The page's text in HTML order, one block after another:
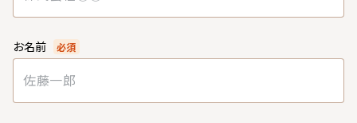
お名前 必須